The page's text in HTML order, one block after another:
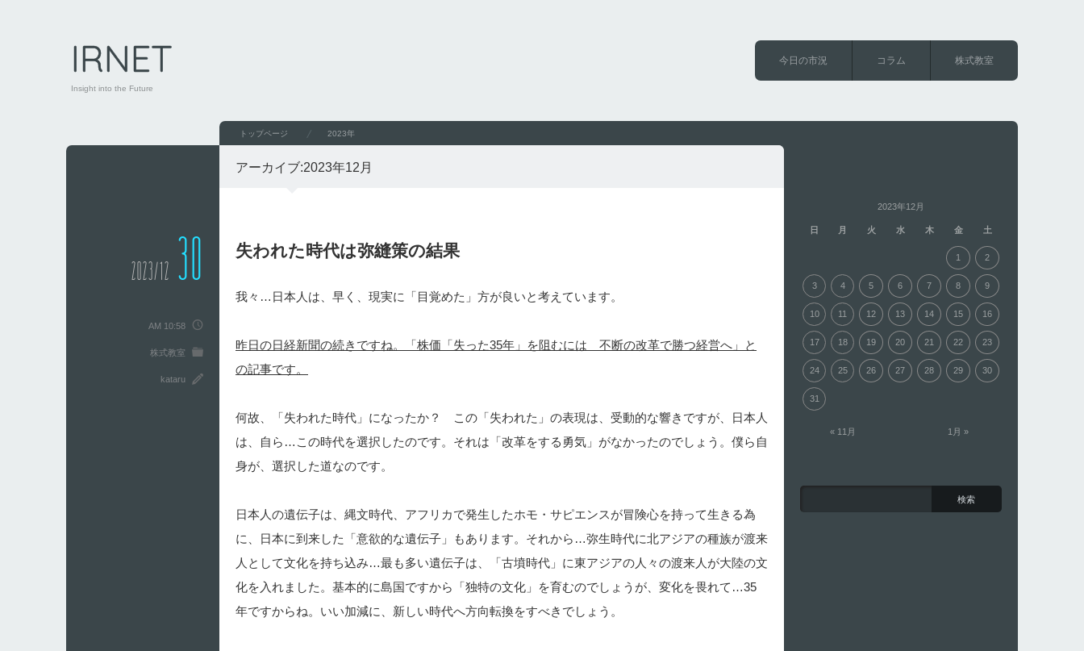
IRNET
Insight into the Future
今日の市況 コラム 株式教室
トップページ 2023年
アーカイブ:2023年12月
失われた時代は弥縫策の結果
我々…日本人は、早く、現実に「目覚めた」方が良いと考えています。
昨日の日経新聞の続きですね。「株価「失った35年」を阻むには 不断の改革で勝つ経営へ」と
の記事です。
何故、「失われた時代」になったか？ この「失われた」の表現は、受動的な響きですが、日本人
は、自ら…この時代を選択したのです。それは「改革をする勇気」がなかったのでしょう。僕ら自
身が、選択した道なのです。
日本人の遺伝子は、縄文時代、アフリカで発生したホモ・サピエンスが冒険心を持って生きる為
に、日本に到来した「意欲的な遺伝子」もあります。それから…弥生時代に北アジアの種族が渡来
人として文化を持ち込み…最も多い遺伝子は、「古墳時代」に東アジアの人々の渡来人が大陸の文
化を入れました。基本的に島国ですから「独特の文化」を育むのでしょうが、変化を畏れて…35
年ですからね。いい加減に、新しい時代へ方向転換をすべきでしょう。
2023/12 30
AM 10:58
株式教室
kataru
2023年12月
日 月 火 水 木 金 土
« 11月 1月 »
1 2
3 4 5 6 7 8 9
10 11 12 13 14 15 16
17 18 19 20 21 22 23
24 25 26 27 28 29 30
31